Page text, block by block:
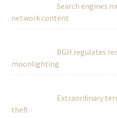
Search engines
network content
BGH regulates
moonlighting
Extraordinary
theft